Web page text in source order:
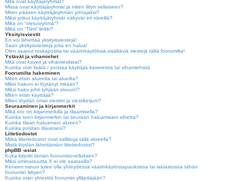
Mitä ovat käyttäjäryhmät?
Missä ovat käyttäjäryhmät ja miten liityn sellaiseen?
Miten pääsen käyttäjäryhmän johtajaksi?
Miksi jotkut käyttäjäryhmät näkyvät eri väreillä?
Mikä on “oletusryhmä”?
Mikä on “Tiimi” linkki?
Yksityisviestit
En voi lähettää yksityisviestejä!
Saan yksityisviestejä joita en halua!
Olen saanut roskapostia tai väärinkäytöksiä sisältäviä viestejä tältä foorumilta!
Ystävät ja vihamiehet
Mitä ovat kaveri ja vihamieslistat?
Kuinka voin lisätä / poistaa käyttäjiä kavereista tai vihamiehistä
Foorumilta hakeminen
Miten etsin alueelta tai alueilta?
Miksi hakuni ei löytänyt mitään?
Miksi haku johti tyhjään sivuun!?
Miten etsin käyttäjiä?
Miten löydän omat viestini ja viestiketjuni?
Seuraaminen ja kirjanmerkit
Mikä ero on kirjanmerkillä ja tilaamisella?
Kuinka teen kirjanmerkin tai seuraan haluamaani aihetta?
Kuinka tilaan haluamani alueen?
Kuinka poistan tilaukseni?
Liitetiedostot
Mitkä liitetiedostot ovat sallittuja tällä alueella?
Mistä löydän lähettämäni liitetiedostot?
phpBB -asiat
Kuka kirjoitti tämän foorumisovelluksen?
Miksi ominaisuutta X ei ole saatavilla?
Keneen minun tulee olla yhteydessä väärinkäytöstapauksissa tai lakiasioissa tähän
foorumiin liittyen?
Kuinka otan yhteyttä foorumin ylläpitäjään?